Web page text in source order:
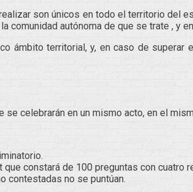
son únicos en todo el territorio del
comunidad autónoma de que se trate , y
ámbito territorial, y, en caso de
celebrarán en un mismo acto, en el
constará de 100 preguntas con cuatro
contestadas no se puntúan.